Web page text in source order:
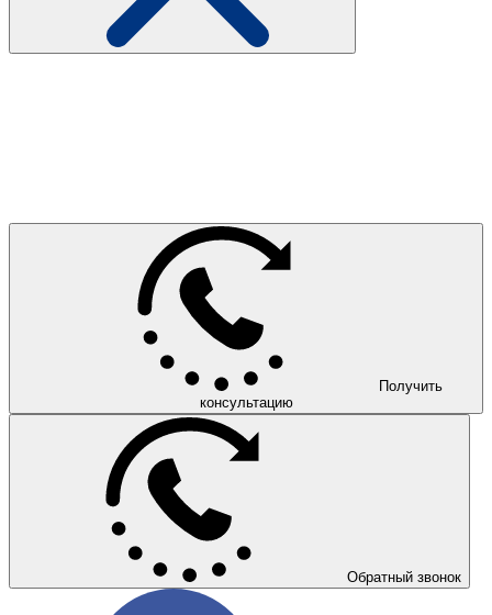
Получить
консультацию
Обратный звонок